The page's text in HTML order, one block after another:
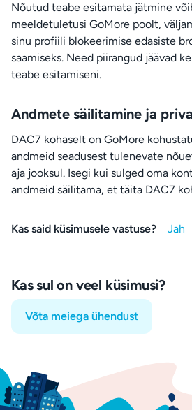
Nõutud teabe esitamata jätmine
meeldetuletusi GoMore poolt,
sinu profiili blokeerimise edasiste
saamiseks. Need piirangud jäävad
teabe esitamiseni.
Andmete säilitamine ja
DAC7 kohaselt on GoMore
andmeid seadusest tulenevate
aja jooksul. Isegi kui sulged oma
andmeid säilitama, et täita DAC7
Kas said küsimusele vastuse?
Kas sul on veel küsimusi?
Võta meiega ühendust